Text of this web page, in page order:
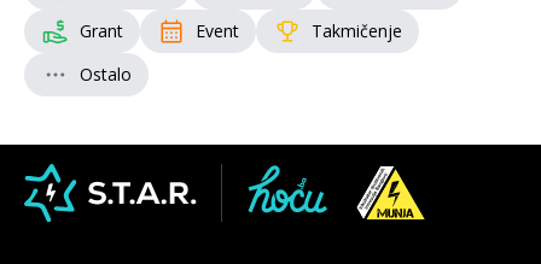
Grant
Event
Takmičenje
Ostalo